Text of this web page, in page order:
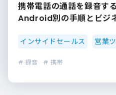
携帯電話の通話を録音す
Android別の手順とビジ
インサイドセールス 営業
# 録音 # 携帯